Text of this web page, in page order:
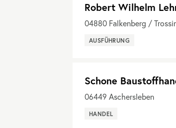
Robert Wilhelm
04880 Falkenberg /
AUSFÜHRUNG
Schone
06449 Aschersleben
HANDEL